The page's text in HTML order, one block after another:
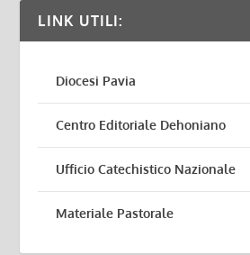
LINK UTILI:
Diocesi Pavia
Centro Editoriale Dehoniano
Ufficio Catechistico Nazionale
Materiale Pastorale